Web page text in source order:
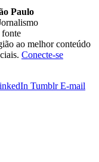
Paulo
fonte
ao melhor conteúdo
Conecte-se
Tumblr E-mail